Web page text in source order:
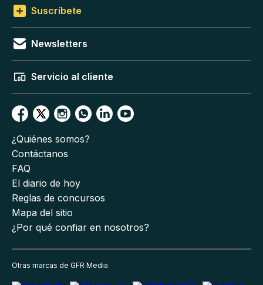
Suscríbete
Newsletters
Servicio al cliente
¿Quiénes somos?
Contáctanos
FAQ
El diario de hoy
Reglas de concursos
Mapa del sitio
¿Por qué confiar en nosotros?
Otras marcas de GFR Media